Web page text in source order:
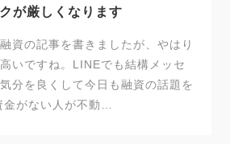
が厳しくなります
資の記事を書きましたが、やはり
いですね。LINEでも結構メッセ
分を良くして今日も融資の話題を
がない人が不動…